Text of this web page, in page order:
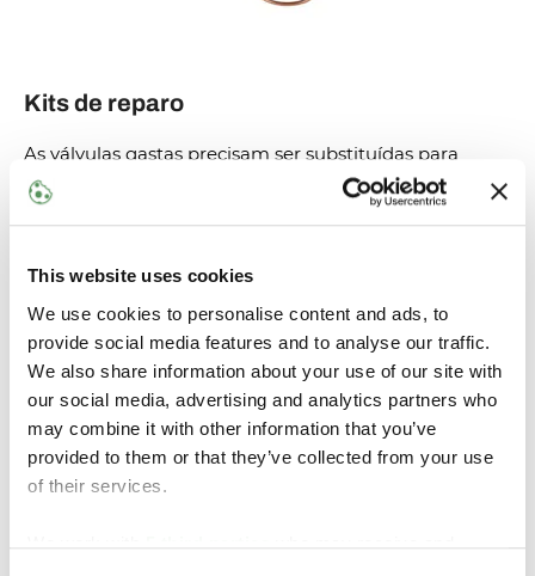
This website uses cookies
We use cookies to personalise content and ads, to
provide social media features and to analyse our traffic.
We also share information about your use of our site with
our social media, advertising and analytics partners who
may combine it with other information that you’ve
provided to them or that they’ve collected from your use
of their services.
Kits de reparo
As válvulas gastas precisam ser substituídas para
garantir um desempenho seguro e adequado que
atenda aos padrões de serviço. Oferecemos inúmeras
variedades de opções de kits para atender à maioria
Veja nossos kits de reparo